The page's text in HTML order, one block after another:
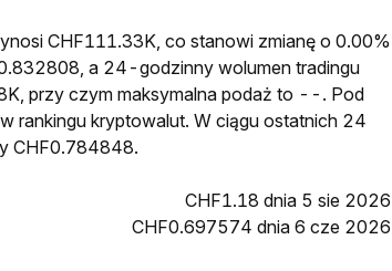
CHF111.33K, co stanowi zmianę o 0.00%
a 24-godzinny wolumen tradingu
przy czym maksymalna podaż to --. Pod
rankingu kryptowalut. W ciągu ostatnich 24
CHF0.784848.
CHF1.18 dnia 5 sie 2026
CHF0.697574 dnia 6 cze 2026